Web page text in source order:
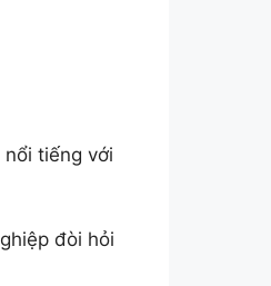
nổi tiếng với
đòi hỏi